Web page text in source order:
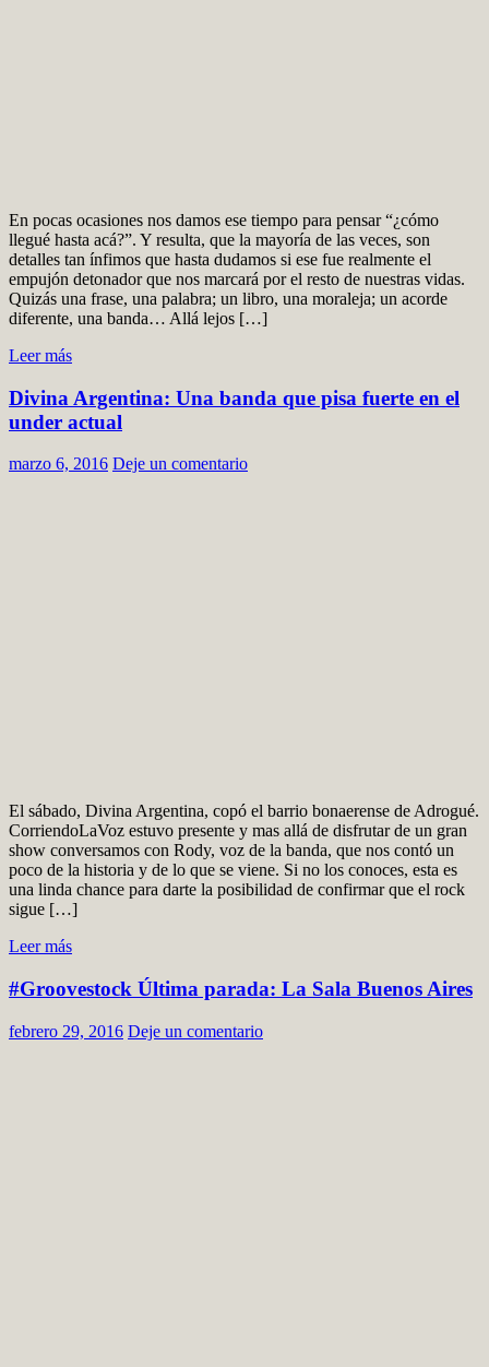
En pocas ocasiones nos damos ese tiempo para pensar “¿cómo
llegué hasta acá?”. Y resulta, que la mayoría de las veces, son
detalles tan ínfimos que hasta dudamos si ese fue realmente el
empujón detonador que nos marcará por el resto de nuestras vidas.
Quizás una frase, una palabra; un libro, una moraleja; un acorde
diferente, una banda… Allá lejos […]
Leer más
Divina Argentina: Una banda que pisa fuerte en el
under actual
marzo 6, 2016 Deje un comentario
El sábado, Divina Argentina, copó el barrio bonaerense de Adrogué.
CorriendoLaVoz estuvo presente y mas allá de disfrutar de un gran
show conversamos con Rody, voz de la banda, que nos contó un
poco de la historia y de lo que se viene. Si no los conoces, esta es
una linda chance para darte la posibilidad de confirmar que el rock
sigue […]
Leer más
#Groovestock Última parada: La Sala Buenos Aires
febrero 29, 2016 Deje un comentario